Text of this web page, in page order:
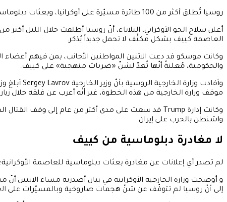
روسيا تُطلق أكثر من 100 طائرة مسيّرة على أوكرانيا، وبعثات دبلوماسية تُعلن بقاءها في كييف
العاصمة كييف بشكل مكثّف لا تحمل جديداً يُذكر.
وكانت موسكو قد دعت الاثنين المواطنين الأجانب، بمن فيهم أعضاء
والحكومية، مُعلنةً أنّها تُعدّ لشنّ «ضربات منهجية» على كييف.
موقف وزارة الخارجية من هذه الخطوة، غير أنّه أعرب عن قلقه خلال
واشنطن بالحرب على إيران.
لا مغادرة دبلوماسية من كييف
لم تصدر أي إعلانات عن مغادرة بعثات دبلوماسية للعاصمة
و أوضحت وزارة الخارجية الأوكرانية في بيان أصدرته مساء الاثنين
إلى أنّ روسيا لم تتوقّف عن شنّ هجمات صاروخية وبالمسيّرات على